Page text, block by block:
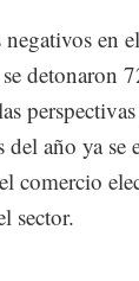
en el
detonaron
año ya se
comercio
sector.